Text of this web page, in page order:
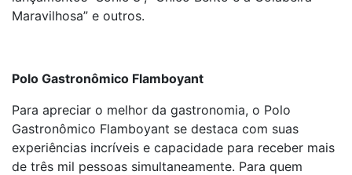
Maravilhosa” e outros.
Polo Gastronômico Flamboyant
Para apreciar o melhor da gastronomia, o Polo
Gastronômico Flamboyant se destaca com suas
experiências incríveis e capacidade para receber mais
de três mil pessoas simultaneamente. Para quem